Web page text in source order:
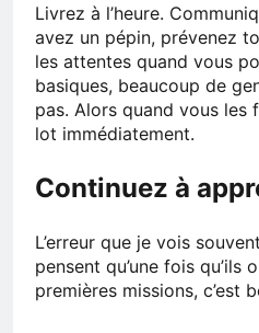
Livrez à l’heure.
avez un pépin, prévenez
les attentes quand vous
basiques, beaucoup de
pas. Alors quand vous les
lot immédiatement.
Continuez à
L’erreur que je vois
pensent qu’une fois qu’ils
premières missions, c’est